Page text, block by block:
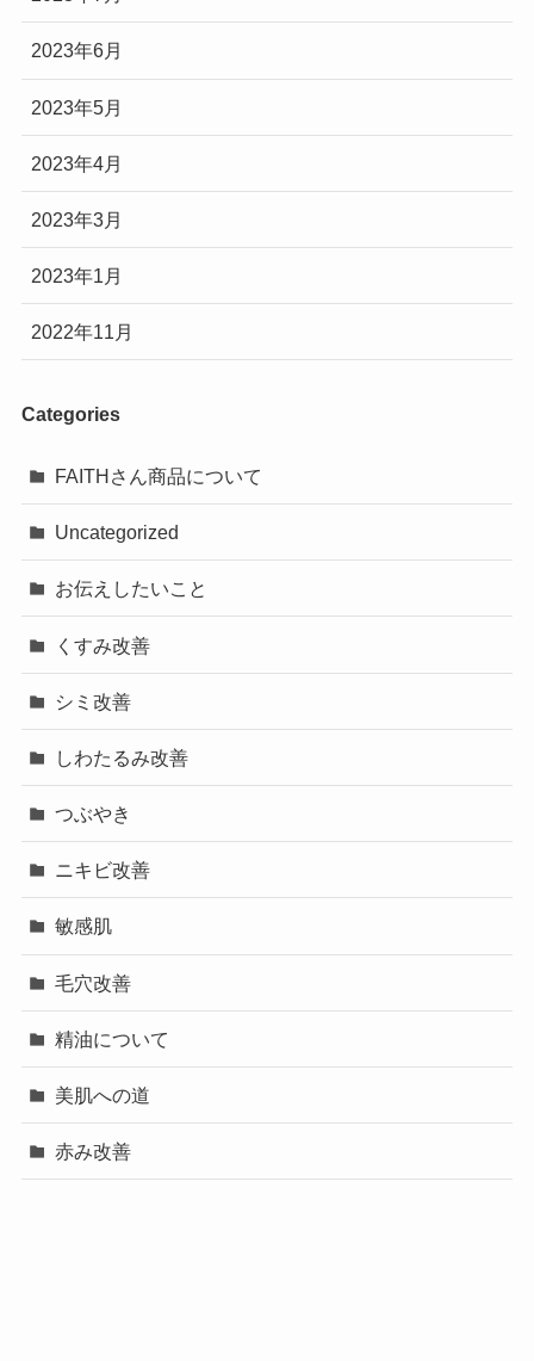
2023年6月
2023年5月
2023年4月
2023年3月
2023年1月
2022年11月
Categories
FAITHさん商品について
Uncategorized
お伝えしたいこと
くすみ改善
シミ改善
しわたるみ改善
つぶやき
ニキビ改善
敏感肌
毛穴改善
精油について
美肌への道
赤み改善